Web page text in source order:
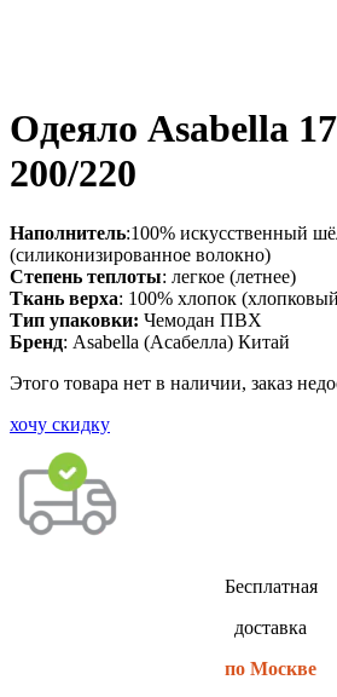
Одеяло Asabella
200/220
Наполнитель:100% искусственный
(cиликонизированное волокно)
Степень теплоты: легкое (летнее)
Ткань верха: 100% хлопок
Тип упаковки: Чемодан ПВХ
Бренд: Asabella (Асабелла) Китай
Этого товара нет в наличии, заказ
хочу скидку
Бесплатная
доставка
по Москве